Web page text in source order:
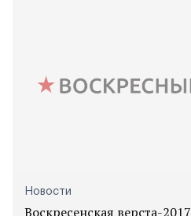
Новости
Воскресенская верста-2017